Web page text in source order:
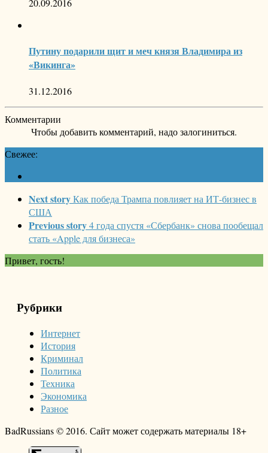
20.09.2016
Путину подарили щит и меч князя Владимира из
«Викинга»
31.12.2016
Комментарии
Чтобы добавить комментарий, надо залогиниться.
Свежее:
Next storyКак победа Трампа повлияет на ИТ-бизнес в
США
Previous story4 года спустя «Сбербанк» снова пообещал
стать «Apple для бизнеса»
Привет, гость!
Рубрики
Интернет
История
Криминал
Политика
Техника
Экономика
Разное
BadRussians © 2016. Сайт может содержать материалы 18+